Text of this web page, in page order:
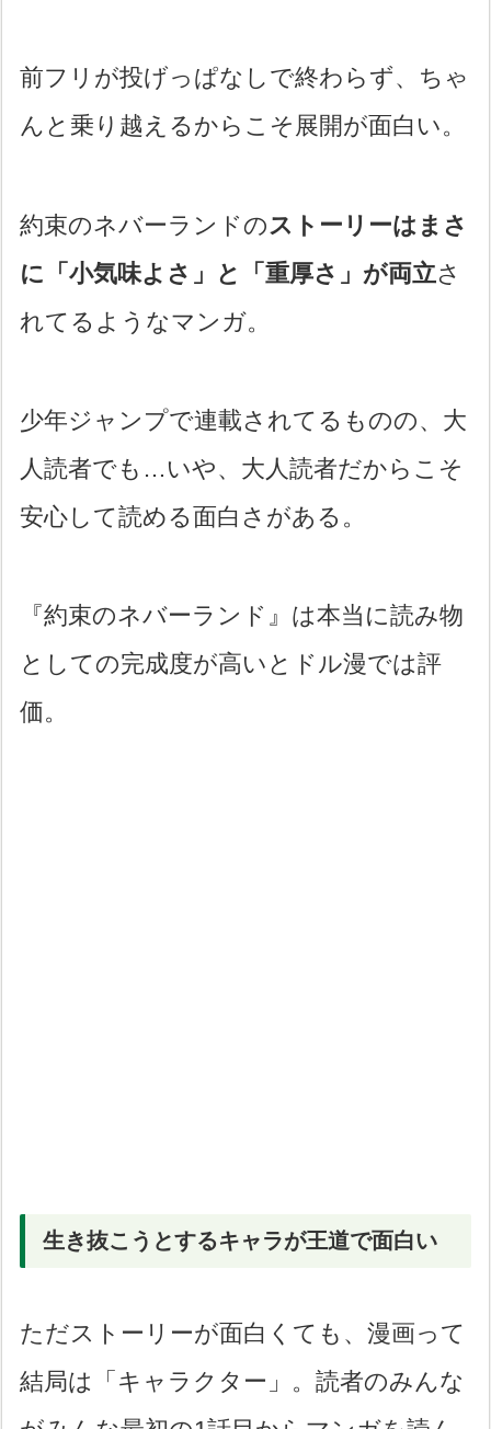
前フリが投げっぱなしで終わらず、ちゃ
んと乗り越えるからこそ展開が面白い。
約束のネバーランドのストーリーはまさ
に「小気味よさ」と「重厚さ」が両立さ
れてるようなマンガ。
少年ジャンプで連載されてるものの、大
人読者でも…いや、大人読者だからこそ
安心して読める面白さがある。
『約束のネバーランド』は本当に読み物
としての完成度が高いとドル漫では評
価。
生き抜こうとするキャラが王道で面白い
ただストーリーが面白くても、漫画って
結局は「キャラクター」。読者のみんな